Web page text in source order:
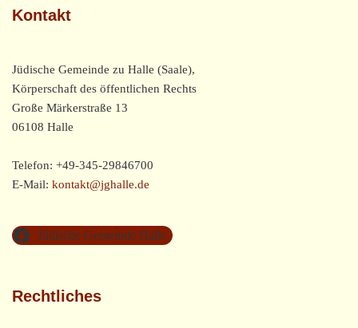
Kontakt
Jüdische Gemeinde zu Halle (Saale),
Körperschaft des öffentlichen Rechts
Große Märkerstraße 13
06108 Halle
Telefon: +49-345-29846700
E-Mail: kontakt@jghalle.de
Jüdische Gemeinde Halle
Rechtliches